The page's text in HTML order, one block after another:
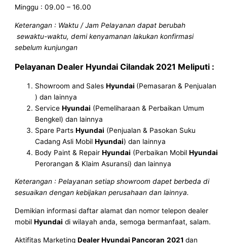
Minggu : 09.00 – 16.00
Keterangan : Waktu / Jam Pelayanan dapat berubah
sewaktu-waktu, demi kenyamanan lakukan konfirmasi
sebelum kunjungan
Pelayanan Dealer Hyundai Cilandak 2021 Meliputi :
Showroom and SalesHyundai (Pemasaran & Penjualan
) dan lainnya
ServiceHyundai (Pemeliharaan & Perbaikan Umum
Bengkel) dan lainnya
Spare PartsHyundai (Penjualan & Pasokan Suku
Cadang Asli MobilHyundai) dan lainnya
Body Paint & RepairHyundai (Perbaikan MobilHyundai
Perorangan & Klaim Asuransi) dan lainnya
Keterangan : Pelayanan setiap showroom dapet berbeda di
sesuaikan dengan kebijakan perusahaan dan lainnya.
Demikian informasi daftar alamat dan nomor telepon dealer
mobilHyundai di wilayah anda, semoga bermanfaat, salam.
Aktifitas MarketingDealer Hyundai Pancoran 2021dan